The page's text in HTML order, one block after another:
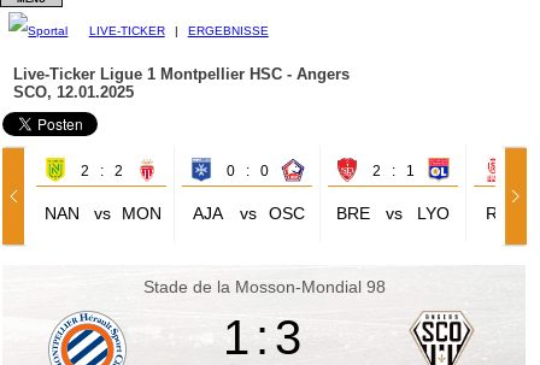
LIVE-TICKER | ERGEBNISSE
Live-Ticker Ligue 1 Montpellier HSC - Angers
SCO, 12.01.2025
2 : 2
NAN vs MON
0 : 0
AJA vs OSC
2 : 1
BRE vs LYO REI
Stade de la Mosson-Mondial 98
1:3